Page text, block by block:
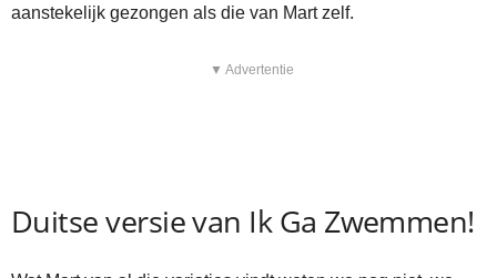
aanstekelijk gezongen als die van Mart zelf.
▼ Advertentie
Duitse versie van Ik Ga Zwemmen!